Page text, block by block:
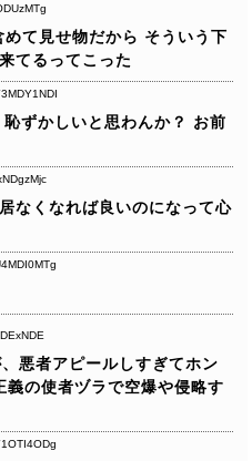
て見せ物だから そういう下
てるってこった
恥ずかしいと思わんか？
お前
なくなれば良いのになって心
悪者アピールしすぎてホン
義の使者ヅラで空爆や侵略す